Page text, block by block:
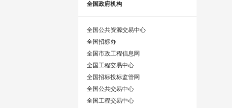
全国政府机构
全国公共资源交易中心
全国招标办
全国市政工程信息网
全国工程交易中心
全国招标投标监管网
全国公共交易中心
全国工程交易中心